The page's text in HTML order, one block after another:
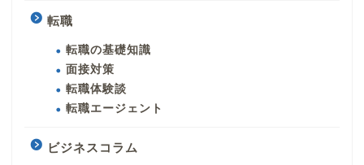
転職
転職の基礎知識
面接対策
転職体験談
転職エージェント
ビジネスコラム